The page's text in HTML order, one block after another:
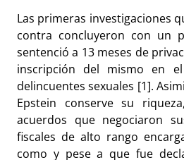
Las primeras investigaciones
contra concluyeron con un
sentenció a 13 meses de
inscripción del mismo en
delincuentes sexuales [1].
Epstein conserve su
acuerdos que negociaron
fiscales de alto rango
como y pese a que fue